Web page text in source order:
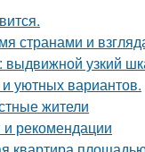
странами и
выдвижной узкий
уютных вариантов.
жители
рекомендации